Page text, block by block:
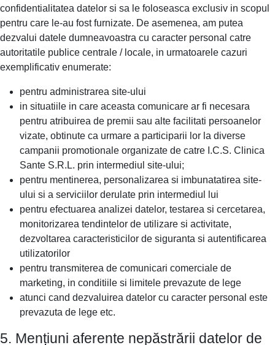
confidentialitatea datelor si sa le foloseasca exclusiv in scopul
pentru care le-au fost furnizate. De asemenea, am putea
dezvalui datele dumneavoastra cu caracter personal catre
autoritatile publice centrale / locale, in urmatoarele cazuri
exemplificativ enumerate:
pentru administrarea site-ului
in situatiile in care aceasta comunicare ar fi necesara
pentru atribuirea de premii sau alte facilitati persoanelor
vizate, obtinute ca urmare a participarii lor la diverse
campanii promotionale organizate de catre I.C.S. Clinica
Sante S.R.L. prin intermediul site-ului;
pentru mentinerea, personalizarea si imbunatatirea site-
ului si a serviciilor derulate prin intermediul lui
pentru efectuarea analizei datelor, testarea si cercetarea,
monitorizarea tendintelor de utilizare si activitate,
dezvoltarea caracteristicilor de siguranta si autentificarea
utilizatorilor
pentru transmiterea de comunicari comerciale de
marketing, in conditiile si limitele prevazute de lege
atunci cand dezvaluirea datelor cu caracter personal este
prevazuta de lege etc.
5. Mențiuni aferente nepăstrării datelor de